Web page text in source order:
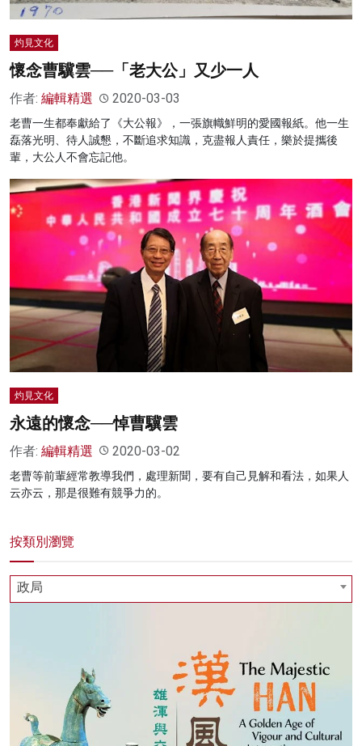
灼見文化
懷念曹驥雲──「老大公」又少一人
作者: 編輯精選 2020-03-03
老曹一生都奉獻給了《大公報》，一張旗幟鮮明的愛國報紙。他一生
磊落光明、待人誠懇，不斷追求知識，克盡報人責任，樂於提攜後
輩，大公人不會忘記他。
灼見文化
永遠的懷念──悼曹驥雲
作者: 編輯精選 2020-03-02
老曹等前輩經常教導我們，處理新聞，要有自己見解和看法，如果人
云亦云，那是很難有競爭力的。
按類別瀏覽
政局